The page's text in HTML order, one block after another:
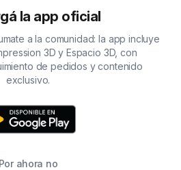
la app oficial
a la comunidad: la app incluye
3D y Espacio 3D, con
de pedidos y contenido
exclusivo.
Por ahora no